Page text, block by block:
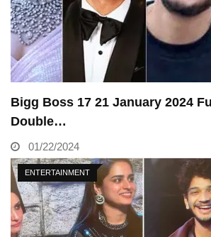
Bigg Boss 17 21 January 2024
Double…
01/22/2024
ENTERTAINMENT